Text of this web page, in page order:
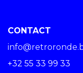
CONTACT
+32 55 33 99 33